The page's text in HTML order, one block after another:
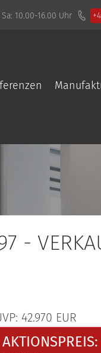
10.00-16.00 Uhr
-
42.970 EUR